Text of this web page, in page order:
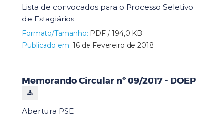
Lista de convocados para o Processo Seletivo
de Estagiários
Formato/Tamanho: PDF / 194,0 KB
Publicado em: 16 de Fevereiro de 2018
Memorando Circular nº 09/2017 - DOEP
Abertura PSE